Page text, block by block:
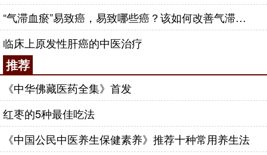
“气滞血瘀”易致癌，易致哪些癌？该如何改善气滞血瘀体质？
临床上原发性肝癌的中医治疗
推荐
《中华佛藏医药全集》首发
红枣的5种最佳吃法
《中国公民中医养生保健素养》推荐十种常用养生法